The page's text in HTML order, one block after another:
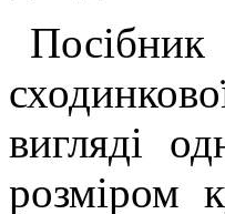
вигляді
розміром